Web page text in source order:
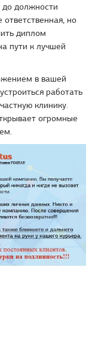
должности
но
диплом
пути к лучшей
в вашей
работать
клинику.
огромные